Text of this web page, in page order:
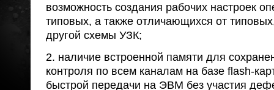
возможность создания рабочих настроек
типовых, а также отличающихся от
другой схемы УЗК;
2. наличие встроенной памяти для
контроля по всем каналам на базе flash-
быстрой передачи на ЭВМ без участия